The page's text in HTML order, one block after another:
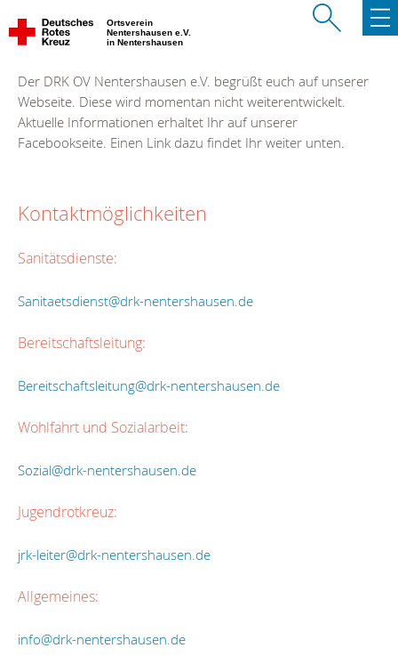
Ortsverein
Nentershausen e.V.
in Nentershausen
Der DRK OV Nentershausen e.V. begrüßt euch auf unserer
Webseite. Diese wird momentan nicht weiterentwickelt.
Aktuelle Informationen erhaltet Ihr auf unserer
Facebookseite. Einen Link dazu findet Ihr weiter unten.
Kontaktmöglichkeiten
Sanitätsdienste:
Sanitaetsdienst@drk-nentershausen.de
Bereitschaftsleitung:
Bereitschaftsleitung@drk-nentershausen.de
Wohlfahrt und Sozialarbeit:
Sozial@drk-nentershausen.de
Jugendrotkreuz:
jrk-leiter@drk-nentershausen.de
Allgemeines:
info@drk-nentershausen.de